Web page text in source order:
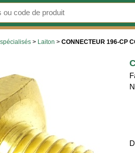
> Laiton > CONNECTEUR 196-CP